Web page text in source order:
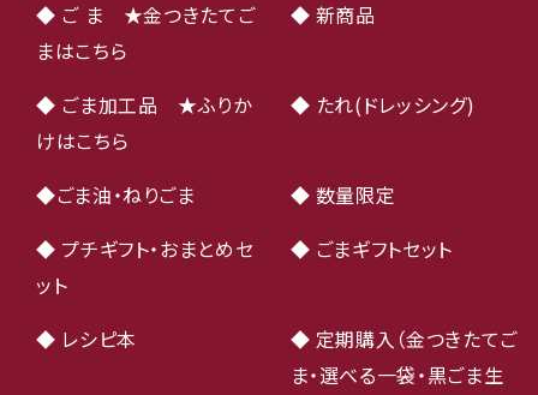
◆ ご ま ★金つきたてご
まはこちら
◆ 新商品
◆ ごま加工品 ★ふりか
けはこちら
◆ たれ(ドレッシング)
◆ごま油・ねりごま
◆ 数量限定
◆ プチギフト・おまとめセ
ット
◆ ごまギフトセット
◆ レシピ本
◆ 定期購入（金つきたてご
ま・選べる一袋・黒ごま生